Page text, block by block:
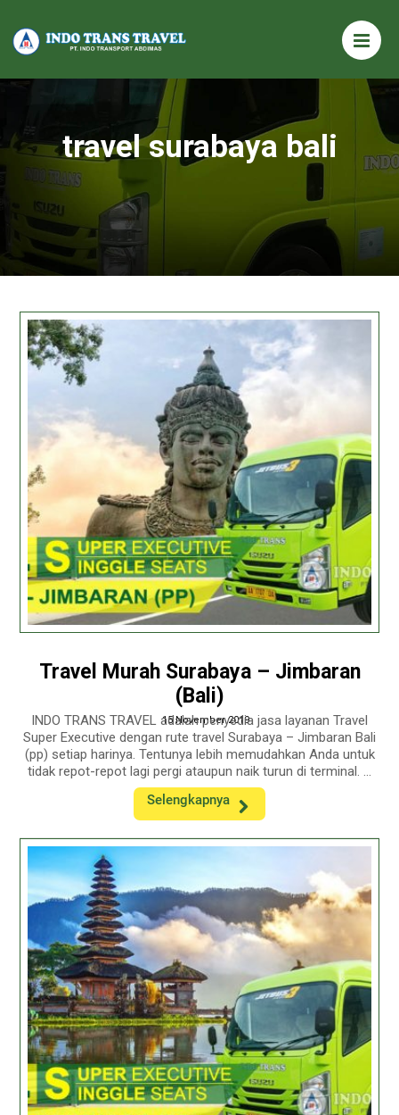
travel surabaya bali
Travel Murah Surabaya – Jimbaran
(Bali)
15 November 2019
INDO TRANS TRAVEL adalah penyedia jasa layanan Travel
Super Executive dengan rute travel Surabaya – Jimbaran Bali
(pp) setiap harinya. Tentunya lebih memudahkan Anda untuk
tidak repot-repot lagi pergi ataupun naik turun di terminal. ...
Selengkapnya